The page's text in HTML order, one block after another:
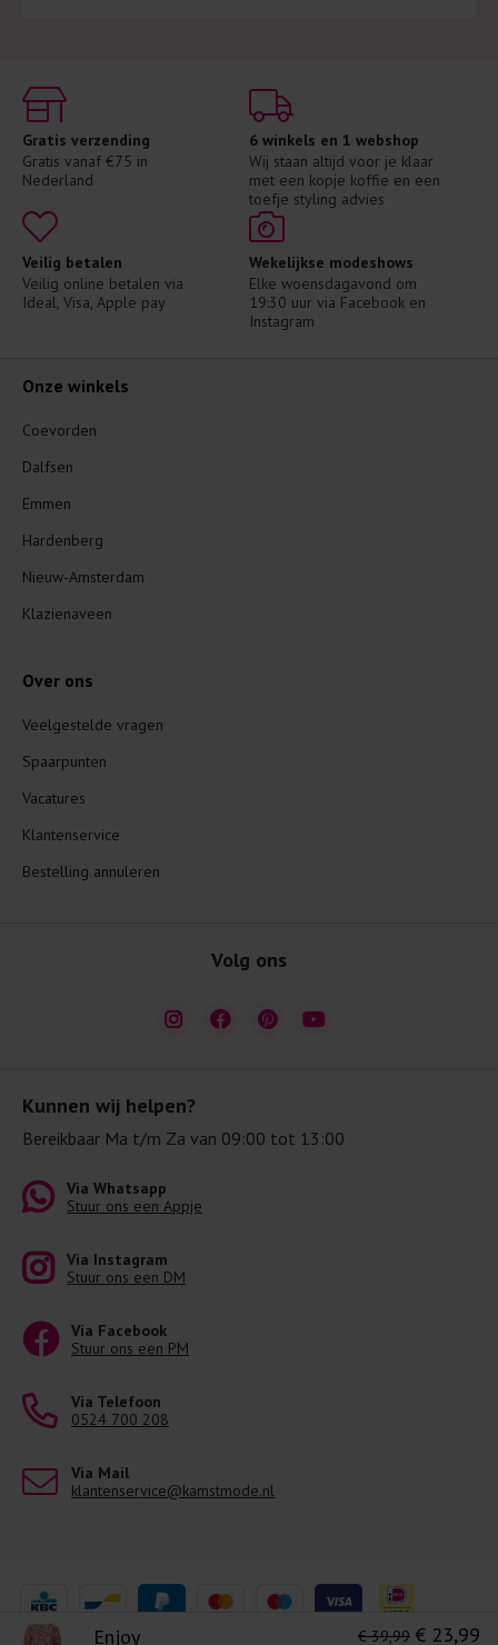
Enjoy € 39,99 € 23,99
Gratis verzending
Gratis vanaf €75 in
Nederland
6 winkels en 1 webshop
Wij staan altijd voor je klaar
met een kopje koffie en een
toefje styling advies
Veilig betalen
Veilig online betalen via
Ideal, Visa, Apple pay
Wekelijkse modeshows
Elke woensdagavond om
19:30 uur via Facebook en
Instagram
Kunnen wij helpen?
Bereikbaar Ma t/m Za van 09:00 tot 13:00
Via Whatsapp
Stuur ons een Appje
Via Instagram
Stuur ons een DM
Via Facebook
Stuur ons een PM
Via Telefoon
0524 700 208
Via Mail
klantenservice@kamstmode.nl
Onze winkels
Coevorden
Dalfsen
Emmen
Hardenberg
Nieuw-Amsterdam
Klazienaveen
Over ons
Veelgestelde vragen
Spaarpunten
Vacatures
Klantenservice
Bestelling annuleren
Volg ons